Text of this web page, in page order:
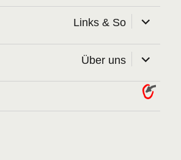
Links & So öffnen
Über uns öffnen